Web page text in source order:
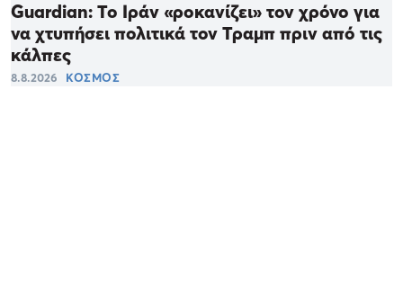
Guardian: Το Ιράν «ροκανίζει» τον χρόνο για
να χτυπήσει πολιτικά τον Τραμπ πριν από τις
κάλπες
8.8.2026 ΚΟΣΜΟΣ